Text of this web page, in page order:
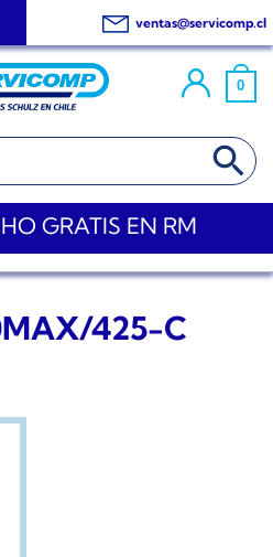
ventas@servicomp.cl
0
BOTÓN DE
GRATIS EN RM
425-C